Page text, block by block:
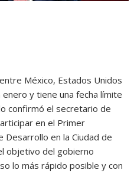
México, Estados Unidos
enero y tiene una fecha límite
confirmó el secretario de
en el Primer
Desarrollo en la Ciudad de
objetivo del gobierno
lo más rápido posible y con